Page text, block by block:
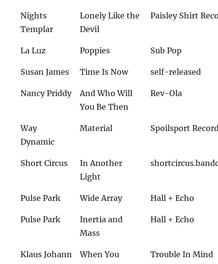
Nights
Templar
Lonely Like the
Devil
Paisley Shirt
La Luz Poppies Sub Pop
Susan James Time Is Now self-released
Nancy Priddy
And Who Will
You Be Then
Rev-Ola
Way
Dynamic
Material Spoilsport
Short Circus
In Another
Light
Pulse Park Wide Array Hall + Echo
Pulse Park
Inertia and
Mass
Hall + Echo
Klaus Johann
When You
Trouble In Mind